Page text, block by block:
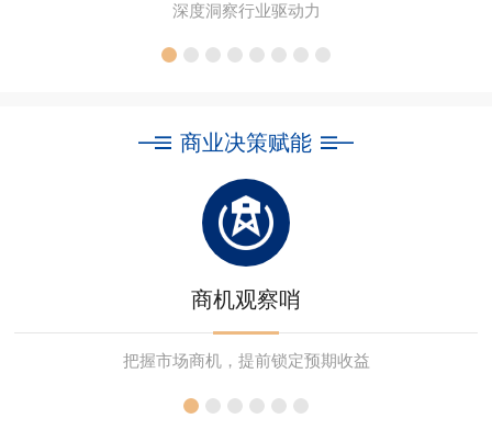
深度洞察行业驱动力
商业决策赋能
商机观察哨
把握市场商机，提前锁定预期收益